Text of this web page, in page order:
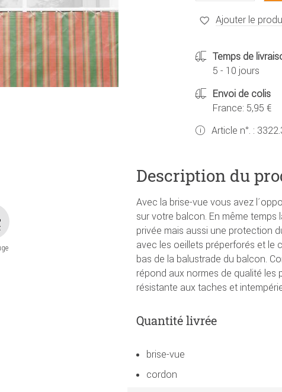
Ajouter le
Temps de
5 - 10 jours
Envoi de colis
France: 5,95 €
Article n°. :
Description du
Avec la brise-vue vous avez
sur votre balcon. En même
privée mais aussi une protection
avec les oeillets préperforés et le
bas de la balustrade du balcon.
répond aux normes de qualité les
résistante aux taches et
Quantité livrée
brise-vue
cordon